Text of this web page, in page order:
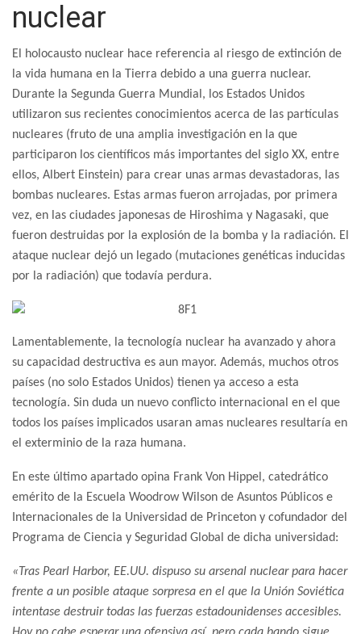
nuclear
El holocausto nuclear hace referencia al riesgo de extinción de
la vida humana en la Tierra debido a una guerra nuclear.
Durante la Segunda Guerra Mundial, los Estados Unidos
utilizaron sus recientes conocimientos acerca de las partículas
nucleares (fruto de una amplia investigación en la que
participaron los científicos más importantes del siglo XX, entre
ellos, Albert Einstein) para crear unas armas devastadoras, las
bombas nucleares. Estas armas fueron arrojadas, por primera
vez, en las ciudades japonesas de Hiroshima y Nagasaki, que
fueron destruidas por la explosión de la bomba y la radiación. El
ataque nuclear dejó un legado (mutaciones genéticas inducidas
por la radiación) que todavía perdura.
Lamentablemente, la tecnología nuclear ha avanzado y ahora
su capacidad destructiva es aun mayor. Además, muchos otros
países (no solo Estados Unidos) tienen ya acceso a esta
tecnología. Sin duda un nuevo conflicto internacional en el que
todos los países implicados usaran amas nucleares resultaría en
el exterminio de la raza humana.
En este último apartado opina Frank Von Hippel, catedrático
emérito de la Escuela Woodrow Wilson de Asuntos Públicos e
Internacionales de la Universidad de Princeton y cofundador del
Programa de Ciencia y Seguridad Global de dicha universidad:
«Tras Pearl Harbor, EE.UU. dispuso su arsenal nuclear para hacer
frente a un posible ataque sorpresa en el que la Unión Soviética
intentase destruir todas las fuerzas estadounidenses accesibles.